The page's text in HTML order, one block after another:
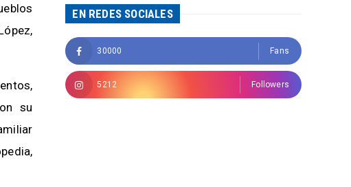
su
EN REDES SOCIALES
30000 Fans
5212 Followers